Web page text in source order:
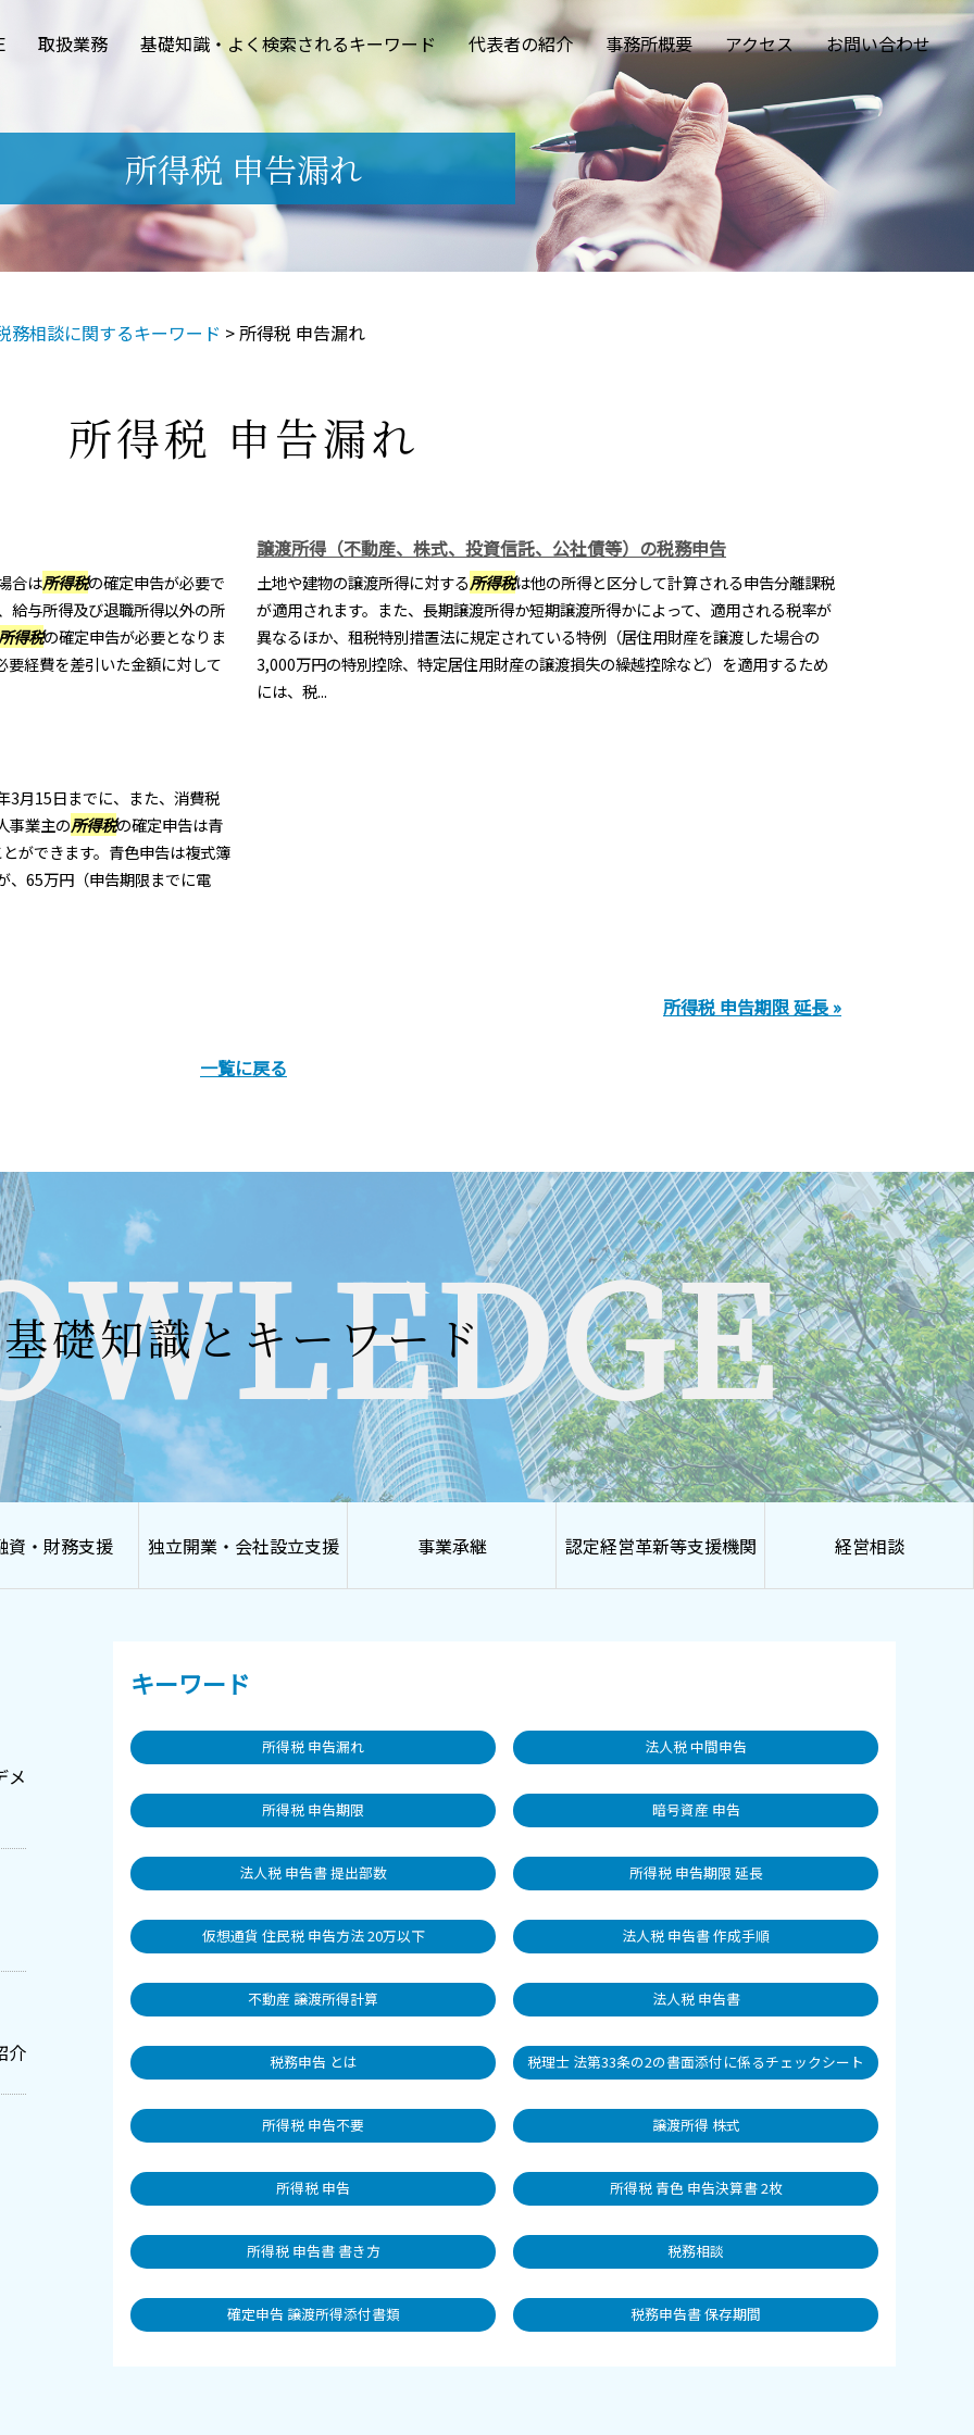
取扱業務 基礎知識・よく検索されるキーワード 代表者の紹介 事務所概要 アクセス お問い合わせ
所得税 申告漏れ
務相談に関するキーワード >所得税 申告漏れ
所得税 申告漏れ
合は所得税の確定申告が必要で
給与所得及び退職所得以外の所
得税の確定申告が必要となりま
要経費を差引いた金額に対して
譲渡所得（不動産、株式、投資信託、公社債等）の税務申告
土地や建物の譲渡所得に対する所得税は他の所得と区分して計算される申告分離課税
が適用されます。また、長期譲渡所得か短期譲渡所得かによって、適用される税率が
異なるほか、租税特別措置法に規定されている特例（居住用財産を譲渡した場合の
3,000万円の特別控除、特定居住用財産の譲渡損失の繰越控除など）を適用するため
には、税...
3月15日までに、また、消費税
事業主の所得税の確定申告は青
ができます。青色申告は複式簿
、65万円（申告期限までに電
所得税 申告期限 延長 »
一覧に戻る
基礎知識とキーワード
資・財務支援 独立開業・会社設立支援 事業承継 認定経営革新等支援機関 経営相談
メ
介
キーワード
所得税 申告漏れ 法人税 中間申告
所得税 申告期限 暗号資産 申告
法人税 申告書 提出部数 所得税 申告期限 延長
仮想通貨 住民税 申告方法 20万以下 法人税 申告書 作成手順
不動産 譲渡所得計算 法人税 申告書
税務申告 とは 税理士 法第33条の2の書面添付に係るチェックシート
所得税 申告不要 譲渡所得 株式
所得税 申告 所得税 青色 申告決算書 2枚
所得税 申告書 書き方 税務相談
確定申告 譲渡所得添付書類 税務申告書 保存期間